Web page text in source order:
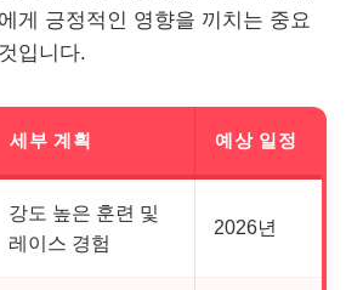
게 긍정적인 영향을 끼치는 중요
입니다.
세부 계획 예상 일정
강도 높은 훈련 및
레이스 경험
2026년